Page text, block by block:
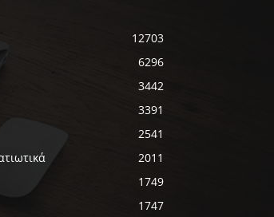
12703
6296
3442
3391
2541
2011
1749
1747